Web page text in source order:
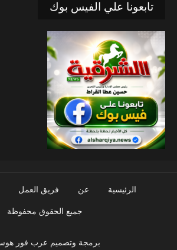
تابعونا علي الفيس بوك
الرئيسية عن فريق العمل
جميع الحقوق محفوظة
برمجة وتصميم عرب فور